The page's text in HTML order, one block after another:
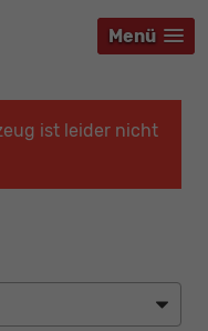
Menü
Menü
Menü
ist leider nicht